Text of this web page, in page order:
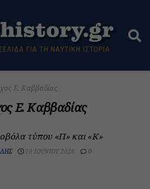
Ε. Καββαδίας
Ε. Καββαδίας
τύπου «Π» και «Κ»
19 ΙΟΥΝΊΟΥ 2026 0